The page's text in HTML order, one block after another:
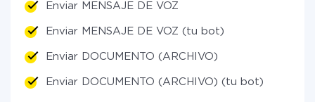
Enviar MENSAJE DE VOZ
Enviar MENSAJE DE VOZ (tu bot)
Enviar DOCUMENTO (ARCHIVO)
Enviar DOCUMENTO (ARCHIVO) (tu bot)